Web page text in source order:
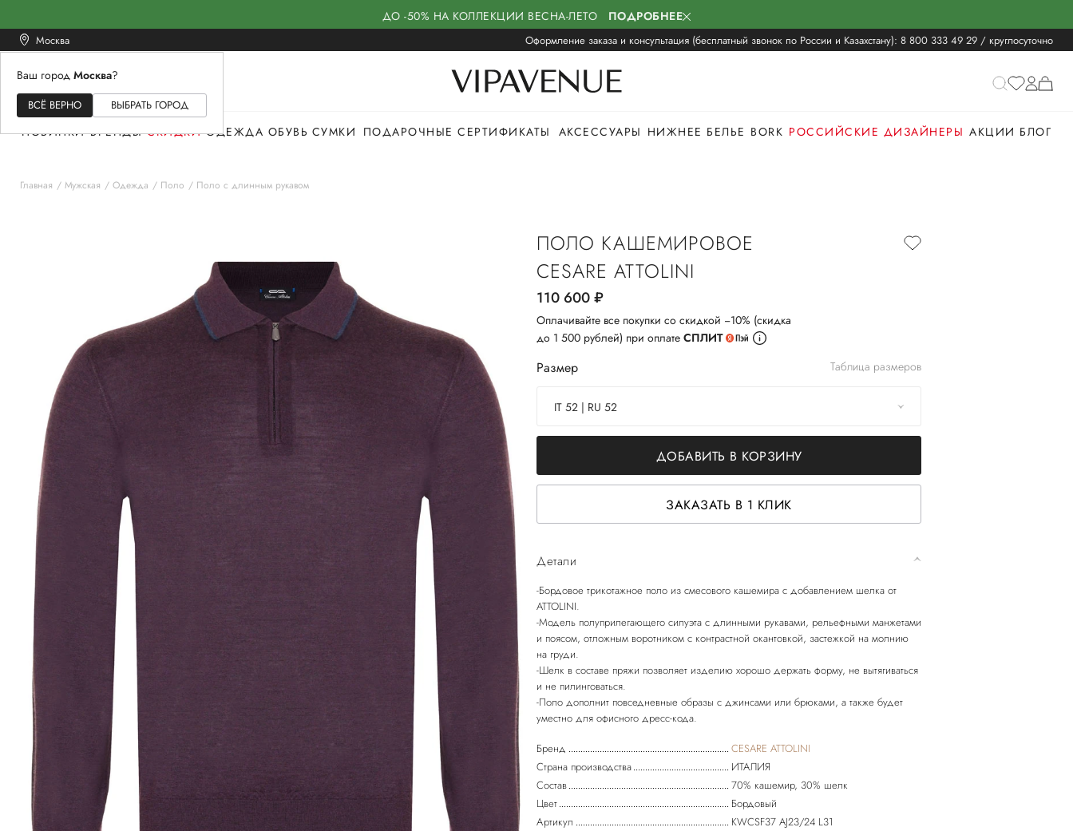
ДО -50% НА КОЛЛЕКЦИИ ВЕСНА-ЛЕТО ПОДРОБНЕЕ
Москва Оформление заказа и консультация (бесплатный звонок по России и Казахстану): 8 800 333 49 29 / круглосуточно
Ваш город Москва?
ВСЁ ВЕРНО ВЫБРАТЬ ГОРОД
ЖЕНСКОЕМУЖСКОЕ
НОВИНКИ БРЕНДЫ СКИДКИ ОДЕЖДА ОБУВЬ СУМКИ ПОДАРОЧНЫЕ СЕРТИФИКАТЫ АКСЕССУАРЫ НИЖНЕЕ БЕЛЬЕ BORK РОССИЙСКИЕ ДИЗАЙНЕРЫ АКЦИИ БЛОГ
Главная Мужская Одежда Поло Поло с длинным рукавом
ПОЛО КАШЕМИРОВОЕ
CESARE ATTOLINI
110 600руб.
Оплачивайте все покупки со скидкой −10% (скидка
до 1 500 рублей) при оплате СПЛИТ
Размер Таблица размеров
IT 52 | RU 52
ДОБАВИТЬ В КОРЗИНУ
ЗАКАЗАТЬ В 1 КЛИК
Детали
-Бордовое трикотажное поло из смесового кашемира с добавлением шелка от
ATTOLINI.
-Модель полуприлегающего силуэта с длинными рукавами, рельефными манжетами
и поясом, отложным воротником с контрастной окантовкой, застежкой на молнию
на груди.
-Шелк в составе пряжи позволяет изделию хорошо держать форму, не вытягиваться
и не пилинговаться.
-Поло дополнит повседневные образы с джинсами или брюками, а также будет
Бренд
CESARE ATTOLINI
Страна производства
ИТАЛИЯ
Состав
70% кашемир, 30% шелк
Цвет
Бордовый
Артикул
KWCSF37 AJ23/24 L31